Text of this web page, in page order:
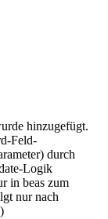
hinzugefügt.
Feld-
durch
Logik
in beas zum
nur nach
)